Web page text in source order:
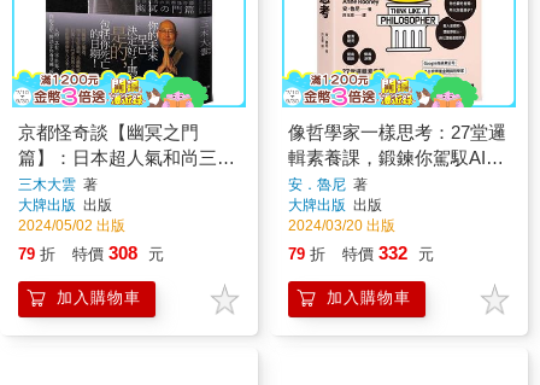
京都怪奇談【幽冥之門
篇】：日本超人氣和尚三木
大雲，帶你穿梭幽冥之門、
細緻導覽善惡果報的警世之
作
三木大雲 著
大牌出版 出版
2024/05/02 出版
79 折 特價 308 元
加入購物車
像哲學家一樣思考：27堂邏
輯素養課，鍛鍊你駕馭AI的
思辨力！
安．魯尼 著
大牌出版 出版
2024/03/20 出版
79 折 特價 332 元
加入購物車